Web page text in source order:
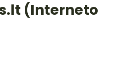
(Interneto